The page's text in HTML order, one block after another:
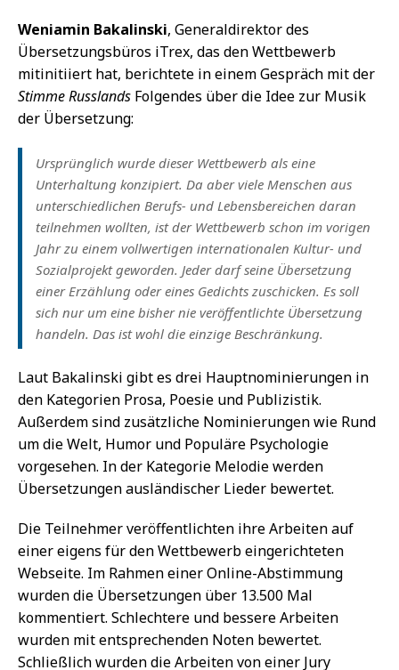
Weniamin Bakalinski, Generaldirektor des
Übersetzungsbüros iTrex, das den Wettbewerb
mitinitiiert hat, berichtete in einem Gespräch mit der
Stimme Russlands Folgendes über die Idee zur Musik
der Übersetzung:
Ursprünglich wurde dieser Wettbewerb als eine
Unterhaltung konzipiert. Da aber viele Menschen aus
unterschiedlichen Berufs- und Lebensbereichen daran
teilnehmen wollten, ist der Wettbewerb schon im vorigen
Jahr zu einem vollwertigen internationalen Kultur- und
Sozialprojekt geworden. Jeder darf seine Übersetzung
einer Erzählung oder eines Gedichts zuschicken. Es soll
sich nur um eine bisher nie veröffentlichte Übersetzung
handeln. Das ist wohl die einzige Beschränkung.
Laut Bakalinski gibt es drei Hauptnominierungen in
den Kategorien Prosa, Poesie und Publizistik.
Außerdem sind zusätzliche Nominierungen wie Rund
um die Welt, Humor und Populäre Psychologie
vorgesehen. In der Kategorie Melodie werden
Übersetzungen ausländischer Lieder bewertet.
Die Teilnehmer veröffentlichten ihre Arbeiten auf
einer eigens für den Wettbewerb eingerichteten
Webseite. Im Rahmen einer Online-Abstimmung
wurden die Übersetzungen über 13.500 Mal
kommentiert. Schlechtere und bessere Arbeiten
wurden mit entsprechenden Noten bewertet.
Schließlich wurden die Arbeiten von einer Jury